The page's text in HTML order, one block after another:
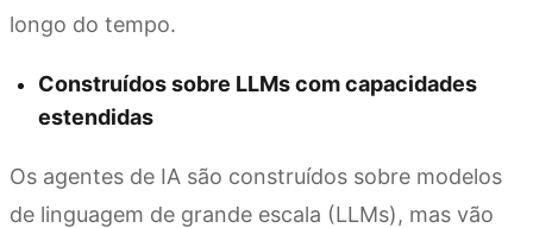
longo do tempo.
Construídos sobre LLMs com capacidades
estendidas
Os agentes de IA são construídos sobre modelos
de linguagem de grande escala (LLMs), mas vão